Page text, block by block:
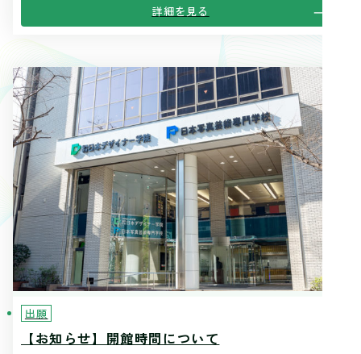
詳細を見る
出願
【お知らせ】開館時間について